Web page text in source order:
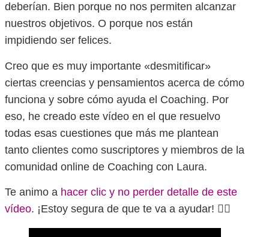
deberían. Bien porque no nos permiten alcanzar
nuestros objetivos. O porque nos están
impidiendo ser felices.
Creo que es muy importante «desmitificar»
ciertas creencias y pensamientos acerca de cómo
funciona y sobre cómo ayuda el Coaching. Por
eso, he creado este vídeo en el que resuelvo
todas esas cuestiones que más me plantean
tanto clientes como suscriptores y miembros de la
comunidad online de Coaching con Laura.
Te animo a hacer clic y no perder detalle de este
vídeo. ¡Estoy segura de que te va a ayudar! 👇🏻